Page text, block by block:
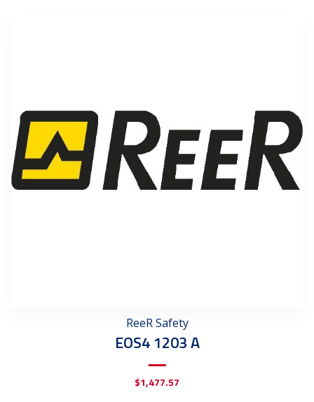
ReeR Safety
EOS4 1203 A
$1,477.57